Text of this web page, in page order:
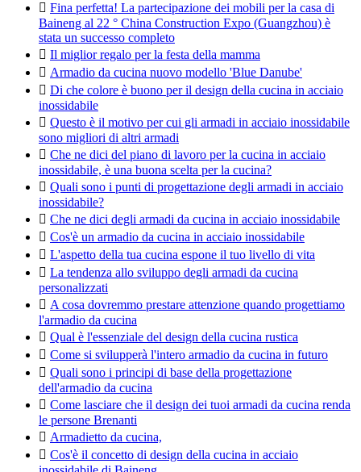
 Fina perfetta! La partecipazione dei mobili per la casa di
Baineng al 22 ° China Construction Expo (Guangzhou) è
stata un successo completo
 Il miglior regalo per la festa della mamma
 Armadio da cucina nuovo modello 'Blue Danube'
 Di che colore è buono per il design della cucina in acciaio
inossidabile
 Questo è il motivo per cui gli armadi in acciaio inossidabile
sono migliori di altri armadi
 Che ne dici del piano di lavoro per la cucina in acciaio
inossidabile, è una buona scelta per la cucina?
 Quali sono i punti di progettazione degli armadi in acciaio
inossidabile?
 Che ne dici degli armadi da cucina in acciaio inossidabile
 Cos'è un armadio da cucina in acciaio inossidabile
 L'aspetto della tua cucina espone il tuo livello di vita
 La tendenza allo sviluppo degli armadi da cucina
personalizzati
 A cosa dovremmo prestare attenzione quando progettiamo
l'armadio da cucina
 Qual è l'essenziale del design della cucina rustica
 Come si svilupperà l'intero armadio da cucina in futuro
 Quali sono i principi di base della progettazione
dell'armadio da cucina
 Come lasciare che il design dei tuoi armadi da cucina renda
le persone Brenanti
 Armadietto da cucina,
 Cos'è il concetto di design della cucina in acciaio